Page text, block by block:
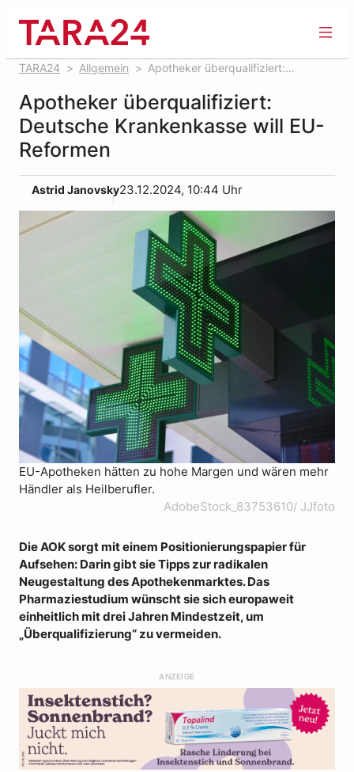
springen
TARA24 Allgemein
Apotheker überqualifiziert:
Apotheker überqualifiziert:
Deutsche Krankenkasse will EU-
Reformen
Astrid Janovsky23.12.2024, 10:44 Uhr
EU-Apotheken hätten zu hohe Margen und wären mehr
Händler als Heilberufler.
AdobeStock_83753610/ JJfoto
Die AOK sorgt mit einem Positionierungspapier für
Aufsehen: Darin gibt sie Tipps zur radikalen
Neugestaltung des Apothekenmarktes. Das
Pharmaziestudium wünscht sie sich europaweit
einheitlich mit drei Jahren Mindestzeit, um
„Überqualifizierung“ zu vermeiden.
ANZEIGE